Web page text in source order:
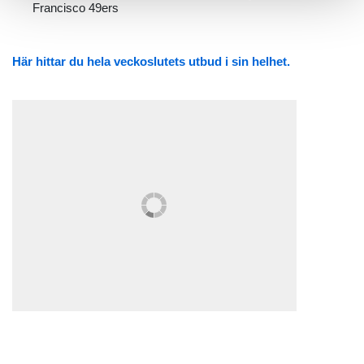
Francisco 49ers
Här hittar du hela veckoslutets utbud i sin helhet.